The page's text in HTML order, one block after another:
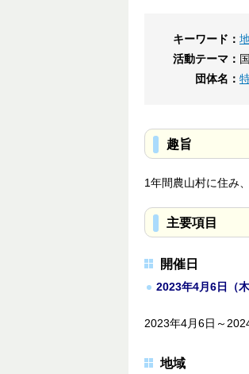
キーワード：
活動テーマ：
団体名：
趣旨
1年間農山村に住み
主要項目
開催日
2023年4月6日（木
2023年4月6日～
地域